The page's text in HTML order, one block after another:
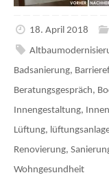
18. April 2018
Badsanierung,
Beratungsgespräch,
Innengestaltung,
Lüftung,
Renovierung,
Wohngesundheit